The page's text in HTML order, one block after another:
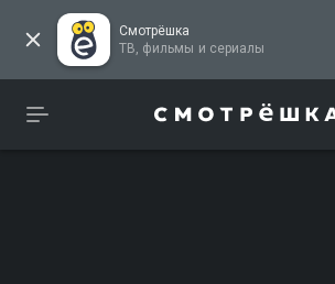
Смотрёшка
ТВ, фильмы и сериалы